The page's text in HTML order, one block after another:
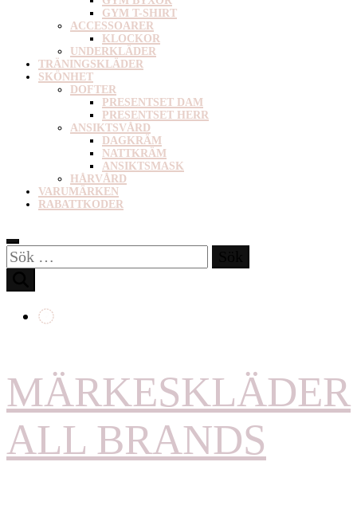
GYM T-SHIRT
ACCESSOARER
KLOCKOR
UNDERKLÄDER
TRÄNINGSKLÄDER
SKÖNHET
DOFTER
PRESENTSET DAM
PRESENTSET HERR
ANSIKTSVÅRD
DAGKRÄM
NATTKRÄM
ANSIKTSMASK
HÅRVÅRD
VARUMÄRKEN
RABATTKODER
Sök
efter:
MÄRKESKLÄDER
ALL BRANDS